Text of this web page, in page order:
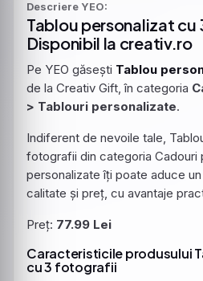
Descriere YEO:
Tablou personalizat cu
Disponibil la creativ.ro
Pe YEO găsești Tablou
de la Creativ Gift, în categoria
> Tablouri personalizate.
Indiferent de nevoile tale,
fotografii din categoria Cadouri
personalizate îți poate aduce
calitate și preț, cu avantaje
Preț: 77.99 Lei
Caracteristicile produsului
cu 3 fotografii